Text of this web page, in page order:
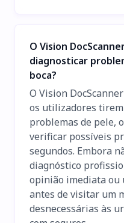
O Vision
diagnosticar
boca?
O Vision
os utilizadores
problemas de pele,
verificar possíveis
segundos. Embora
diagnóstico
opinião imediata
antes de visitar um
desnecessárias às